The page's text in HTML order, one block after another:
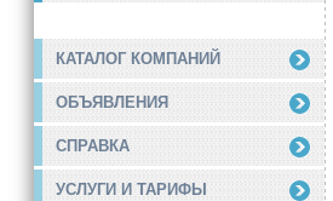
КАТАЛОГ КОМПАНИЙ
ОБЪЯВЛЕНИЯ
СПРАВКА
УСЛУГИ И ТАРИФЫ